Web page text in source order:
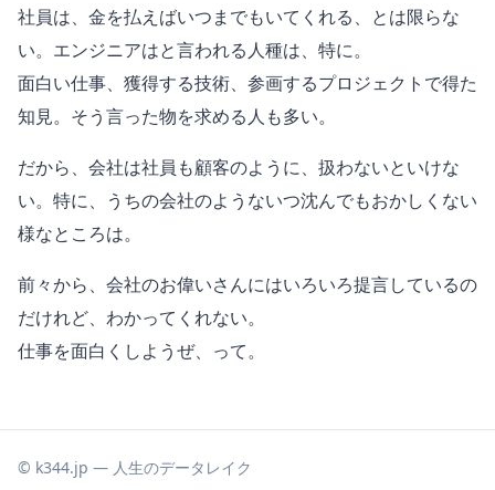
社員は、金を払えばいつまでもいてくれる、とは限らな
い。エンジニアはと言われる人種は、特に。
面白い仕事、獲得する技術、参画するプロジェクトで得た
知見。そう言った物を求める人も多い。
だから、会社は社員も顧客のように、扱わないといけな
い。特に、うちの会社のようないつ沈んでもおかしくない
様なところは。
前々から、会社のお偉いさんにはいろいろ提言しているの
だけれど、わかってくれない。
仕事を面白くしようぜ、って。
© k344.jp — 人生のデータレイク